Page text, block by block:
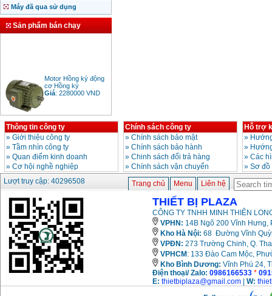
Máy đã qua sử dụng
Sản phẩm bán chạy
Motor Hồng ký động
cơ Hồng ký
Giá :2280000 VND
Bảng giá động cơ
diesel đầu nổ diesel
Giá:6500000
Bảng giá mũi khoan
Giá :330000VND
Máy khoan Bosch đa
năng GBH 2-26DRE
(800W)
Giá: 3980000
Thông tin công ty
» Giới thiệu công ty
» Tầm nhìn công ty
» Quan điểm kinh doanh
» Cơ hội nghề nghiệp
Chính sách công ty
» Chính sách bảo mật
» Chính sách bảo hành
» Chinh sách đổi trả hàng
» Chính sách vận chuyển
Hỗ trợ
»
»
» Các
» Sơ
Lượt truy cập: 40296508
Trang chủ Menu Liên hệ
THIẾT BỊ PLAZA
CÔNG TY TNHH MINH THIÊN
VPHN: 14B Ngõ 200 Vĩnh Hưng,
Kho Hà Nội: 68 Đường Vĩnh
VPĐN: 273 Trường Chinh, Q.
VPHCM : 133 Đào Cam Mộc,
Kho Bình Dương: Vĩnh Phú 24,
Điện thoại/ Zalo: 0986166533 *
E: thietbiplaza@gmail.com W: